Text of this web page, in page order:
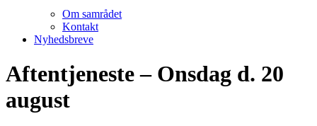
Om samrådet
Kontakt
Nyhedsbreve
Aftentjeneste – Onsdag d. 20
august